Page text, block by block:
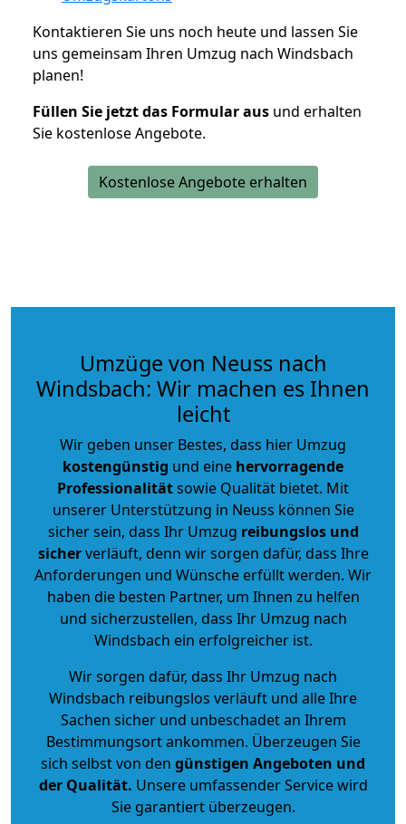
Kontaktieren Sie uns noch heute und lassen Sie
uns gemeinsam Ihren Umzug nach Windsbach
planen!
Füllen Sie jetzt das Formular aus und erhalten
Sie kostenlose Angebote.
Kostenlose Angebote erhalten
Umzüge von Neuss nach
Windsbach: Wir machen es Ihnen
leicht
Wir geben unser Bestes, dass hier Umzug
kostengünstig und eine hervorragende
Professionalitätsowie Qualität bietet. Mit
unserer Unterstützung in Neuss können Sie
sicher sein, dass Ihr Umzug reibungslos und
sicherverläuft, denn wir sorgen dafür, dass Ihre
Anforderungen und Wünsche erfüllt werden. Wir
haben die besten Partner, um Ihnen zu helfen
und sicherzustellen, dass Ihr Umzug nach
Windsbach ein erfolgreicher ist.
Wir sorgen dafür, dass Ihr Umzug nach
Windsbach reibungslos verläuft und alle Ihre
Sachen sicher und unbeschadet an Ihrem
Bestimmungsort ankommen. Überzeugen Sie
sich selbst von den günstigen Angeboten und
der Qualität. Unsere umfassender Service wird
Sie garantiert überzeugen.